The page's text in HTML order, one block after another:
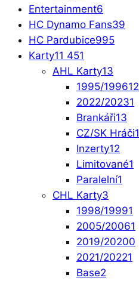
Entertainment6
HC Dynamo Fans39
HC Pardubice995
Karty11 451
AHL Karty13
1995/199612
2022/20231
Brankáři13
CZ/SK Hráči1
Inzerty12
Limitované1
Paralelní1
CHL Karty3
1998/19991
2005/20061
2019/20200
2021/20221
Base2